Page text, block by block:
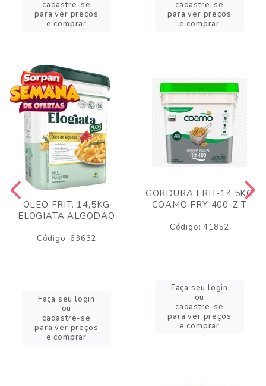
cadastre-se
para ver preços
e comprar
cadastre-se
para ver preços
e comprar
OLEO FRIT. 14,5KG
ELOGIATA ALGODAO
Código: 63632
Faça seu login
ou
cadastre-se
para ver preços
e comprar
GORDURA FRIT-14,5KG
COAMO FRY 400-Z T
Código: 41852
Faça seu login
ou
cadastre-se
para ver preços
e comprar